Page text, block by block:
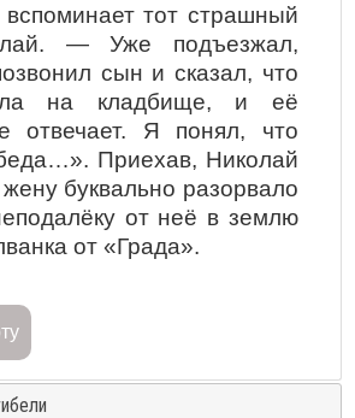
тот страшный
— Уже подъезжал,
сын и сказал, что
на кладбище, и её
отвечает. Я понял, что
Приехав, Николай
буквально разорвало
от неё в землю
от «Града».